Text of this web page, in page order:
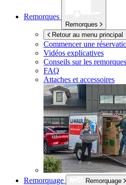
Remorques
Remorques
Retour au menu principal
Commencer une
Vidéos explicatives
Conseils sur les remorques
FAQ
Attaches et accessoires
Remorquage
Remorquage